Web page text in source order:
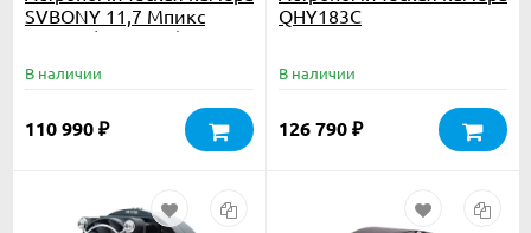
SVBONY 11,7 Мпикс
USB3.0 (SV405CC)
В наличии
110 990 ₽
QHY183C
В наличии
126 790 ₽